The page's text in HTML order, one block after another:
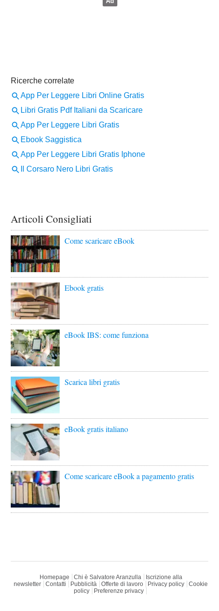
Articoli Consigliati
Come scaricare eBook
Ebook gratis
eBook IBS: come funziona
Scarica libri gratis
eBook gratis italiano
Come scaricare eBook a pagamento gratis
Homepage Chi è Salvatore Aranzulla
Iscrizione alla
newsletter
Contatti Pubblicità Offerte di lavoro Privacy policy
Cookie
policy
Preferenze privacy